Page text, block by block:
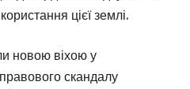
цієї землі.
новою віхою у
скандалу